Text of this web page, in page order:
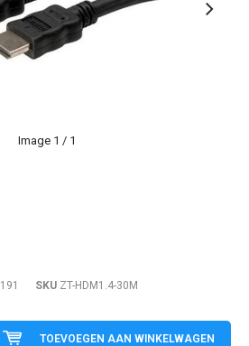
Image 1 / 1
SKU ZT-HDM1.4-30M
TOEVOEGEN AAN WINKELWAGEN